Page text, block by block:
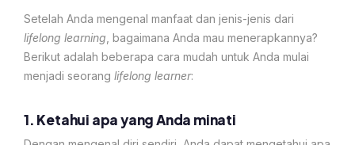
Setelah Anda mengenal manfaat dan jenis-jenis dari
lifelong learning , bagaimana Anda mau menerapkannya?
Berikut adalah beberapa cara mudah untuk Anda mulai
menjadi seorang lifelong learner:
1. Ketahui apa yang Anda minati